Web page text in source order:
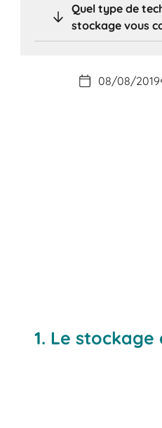
Quel type de
stockage vous
08/08/2019
1. Le